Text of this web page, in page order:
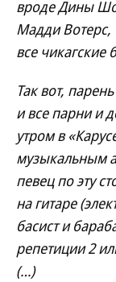
вроде Дины
Мадди Вотерс,
все
Так вот,
и все парни и
утром в
музыкальным
певец по эту
на гитаре
басист и
репетиции 2
(…)